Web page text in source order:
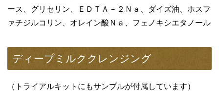
ース、グリセリン、ＥＤＴＡ－２Ｎａ、ダイズ油、ホスフ
ァチジルコリン、オレイン酸Ｎａ、フェノキシエタノール
ディープミルククレンジング
（トライアルキットにもサンプルが付属しています）